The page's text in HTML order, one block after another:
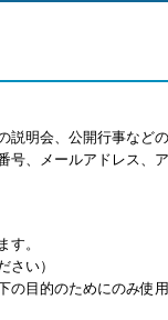
明会、公開行事など
号、メールアドレス、
す。
さい）
目的のためにのみ使用